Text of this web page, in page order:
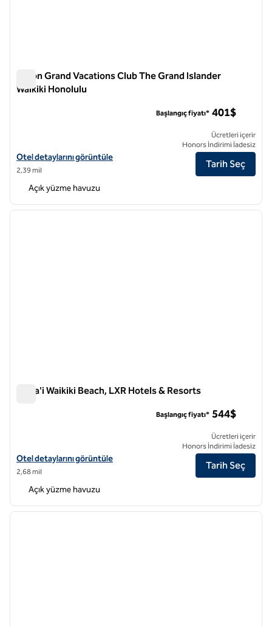
Hilton Grand Vacations Club The Grand Islander
Waikiki Honolulu
Hilton Grand Vacations Club The Grand Islander Waikiki Honolulu
Otel detaylarını görüntüle
2,39 mil
Başlangıç fiyatı* 401$
Ücretleri içerir
Honors İndirimi İadesiz
Tarih Seç
Açık yüzme havuzu
1 / 12
Ka La'i Waikiki Beach, LXR Hotels & Resorts
Ka La'i Waikiki Beach, LXR Hotels & Resorts için otel detaylarını
Otel detaylarını görüntüle
2,68 mil
Başlangıç fiyatı* 544$
Ücretleri içerir
Honors İndirimi İadesiz
Tarih Seç
Açık yüzme havuzu
1 / 12